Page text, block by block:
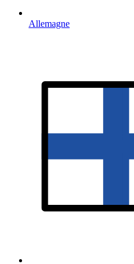
Allemagne